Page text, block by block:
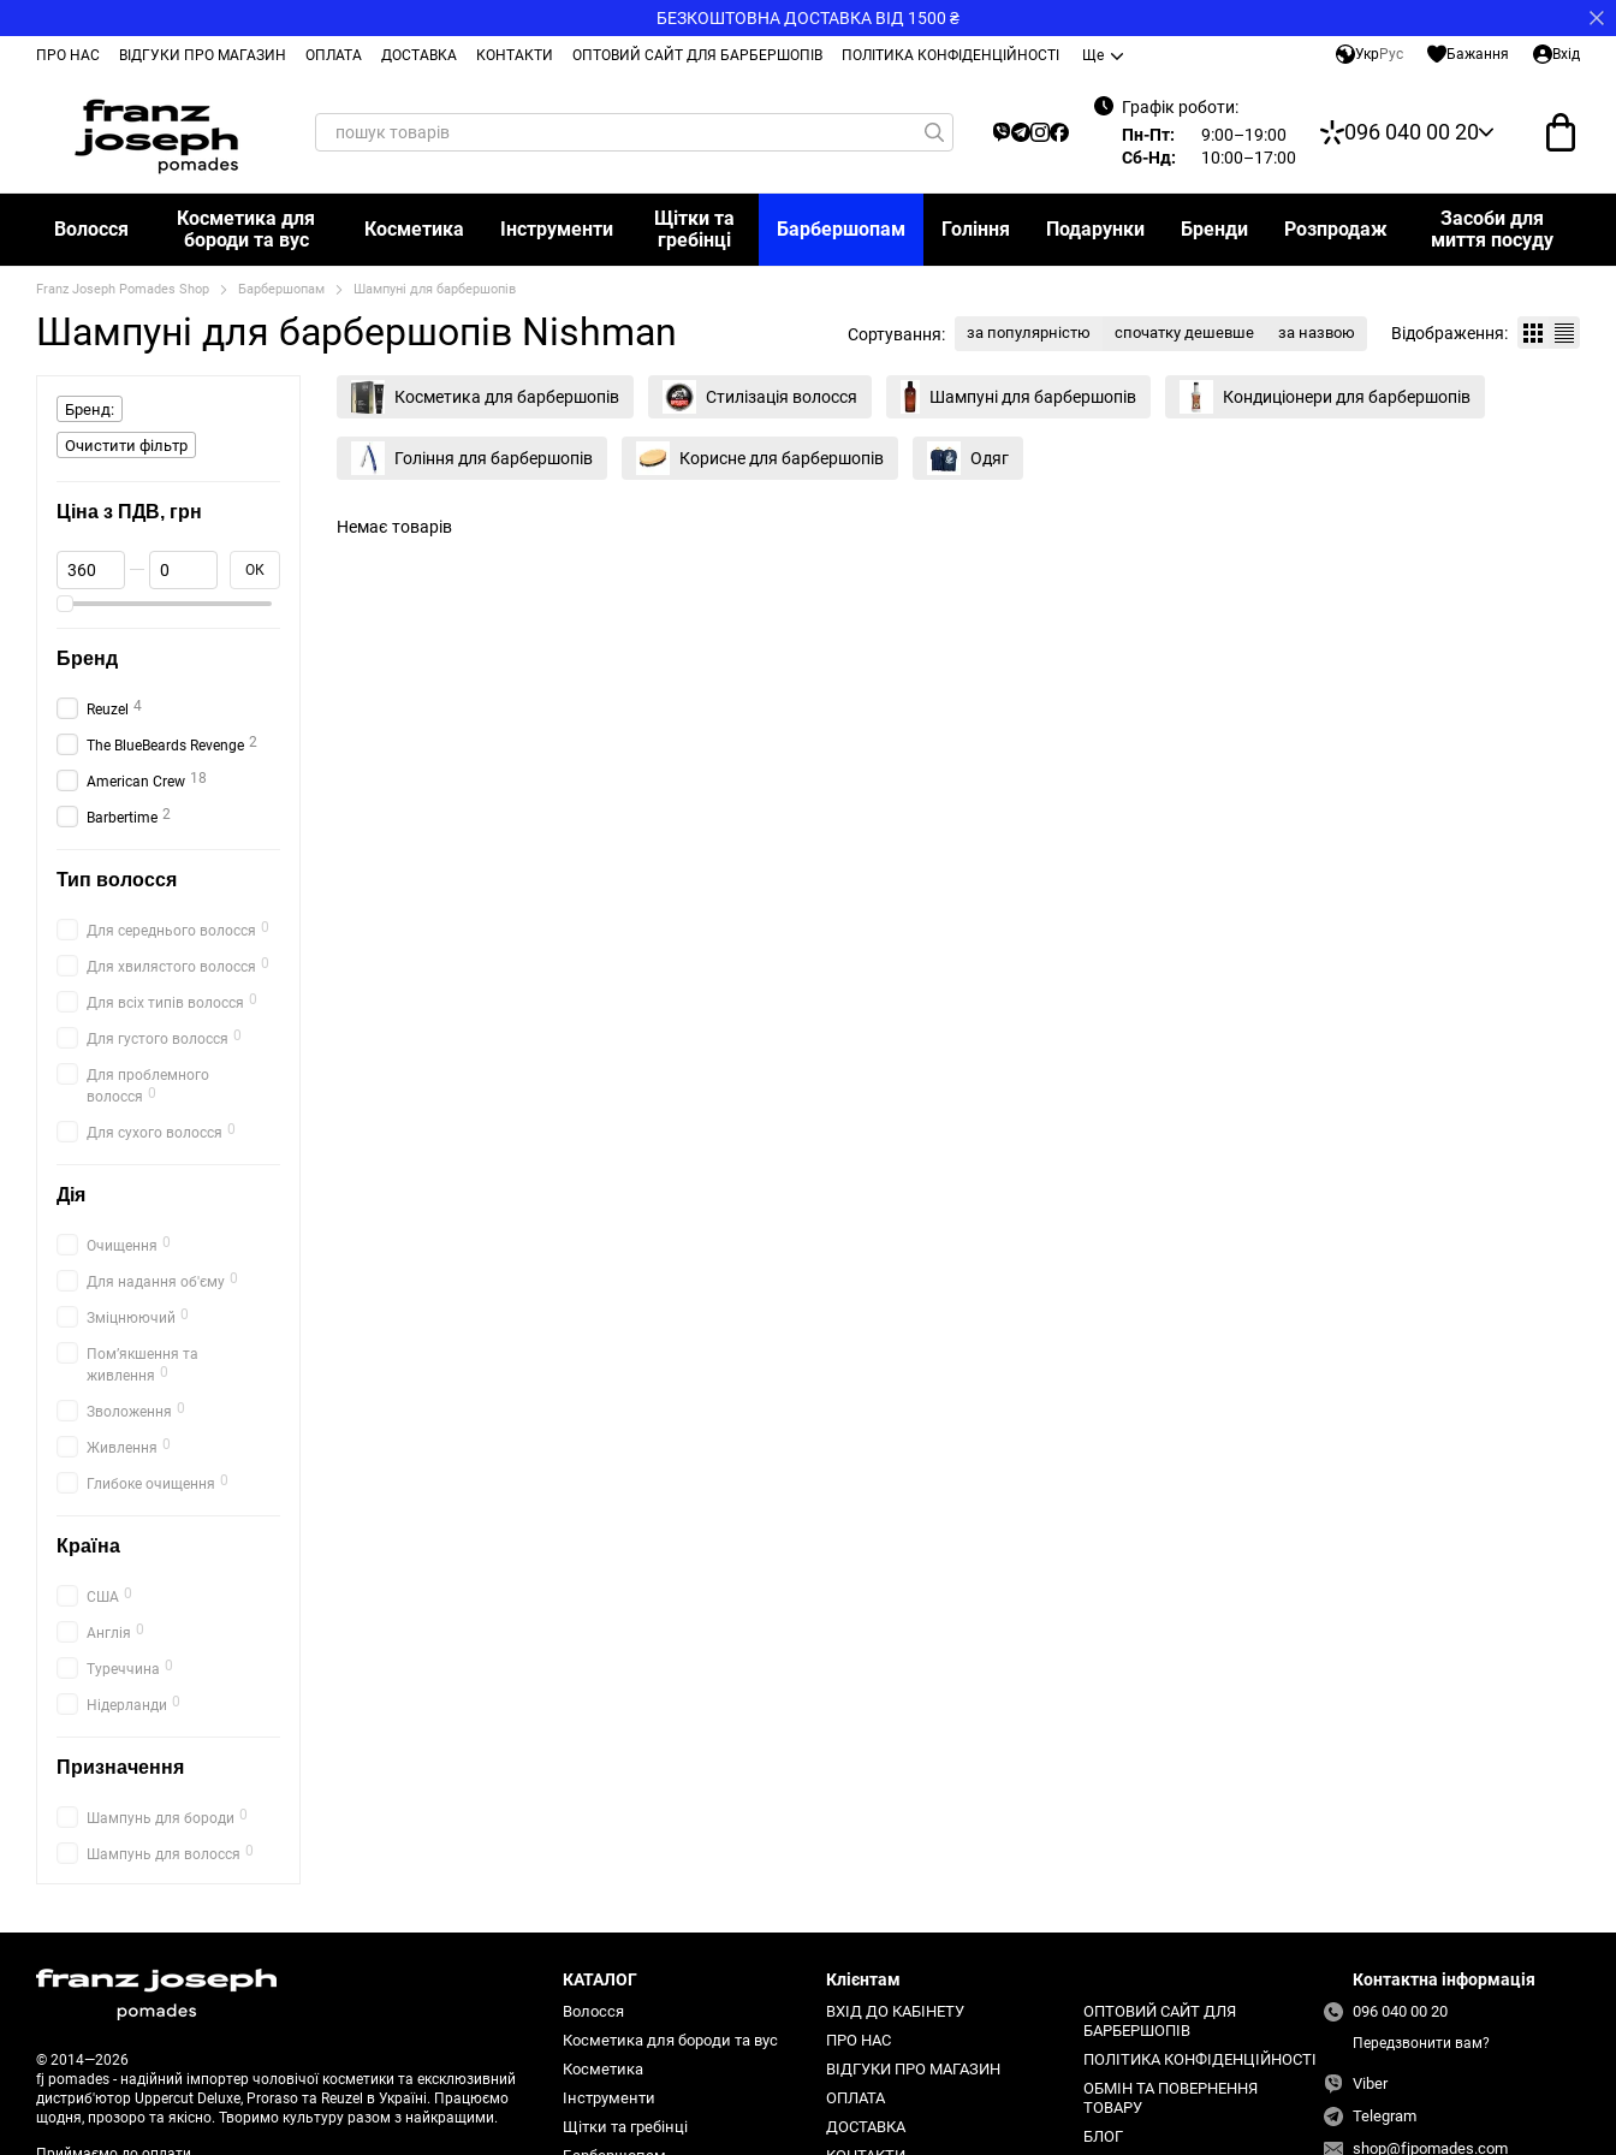
БЕЗКОШТОВНА ДОСТАВКА ВІД 1500 ₴
ПРО НАС ВІДГУКИ ПРО МАГАЗИН ОПЛАТА ДОСТАВКА КОНТАКТИ ОПТОВИЙ САЙТ ДЛЯ БАРБЕРШОПІВ ПОЛІТИКА КОНФІДЕНЦІЙНОСТІ Ще УкрРус Бажання Вхід
Графік роботи:
Пн-Пт:
9:00–19:00
Сб-Нд:
10:00–17:00
096 040 00 20
Волосся
Косметика для
бороди та вус
Косметика Інструменти
Щітки та
гребінці
Барбершопам Гоління Подарунки Бренди Розпродаж
Засоби для
миття посуду
Franz Joseph Pomades Shop Барбершопам Шампуні для барбершопів
Шампуні для барбершопів Nishman Сортування: за популярністю спочатку дешевше за назвою Відображення:
Косметика для барбершопів Стилізація волосся Шампуні для барбершопів Кондиціонери для барбершопів
Гоління для барбершопів Корисне для барбершопів Одяг
Немає товарів
Бренд:
Очистити фільтр
Ціна з ПДВ, грн
Від Ціна з ПДВ, грн
До Ціна з ПДВ, грн ОК
Бренд
Reuzel 4
The BlueBeards Revenge 2
American Crew 18
Barbertime 2
Тип волосся
Для середнього волосся 0
Для хвилястого волосся 0
Для всіх типів волосся 0
Для густого волосся 0
Для проблемного
волосся 0
Для сухого волосся 0
Дія
Очищення 0
Для надання об'єму 0
Зміцнюючий 0
Помʼякшення та
живлення 0
Зволоження 0
Живлення 0
Глибоке очищення 0
Країна
США 0
Англія 0
Туреччина 0
Нідерланди 0
Призначення
Шампунь для бороди 0
Шампунь для волосся 0
© 2014—2026
fj pomades - надійний імпортер чоловічої косметики та ексклюзивний
дистриб'ютор Uppercut Deluxe, Proraso та Reuzel в Україні. Працюємо
щодня, прозоро та якісно. Творимо культуру разом з найкращими.
КАТАЛОГ
Волосся
Косметика для бороди та вус
Косметика
Інструменти
Щітки та гребінці
Клієнтам
ВХІД ДО КАБІНЕТУ
ПРО НАС
ВІДГУКИ ПРО МАГАЗИН
ОПЛАТА
ДОСТАВКА
ОПТОВИЙ САЙТ ДЛЯ
БАРБЕРШОПІВ
ПОЛІТИКА КОНФІДЕНЦІЙНОСТІ
ОБМІН ТА ПОВЕРНЕННЯ
ТОВАРУ
БЛОГ
Контактна інформація
096 040 00 20
Передзвонити вам?
Viber
Telegram
shop@fjpomades.com